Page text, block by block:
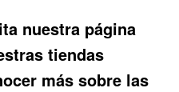
nuestra página
tiendas
más sobre las